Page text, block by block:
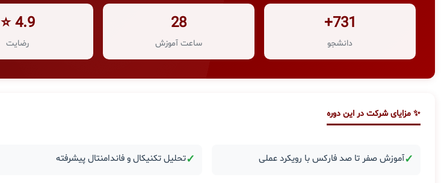
731+
دانشجو
28
ساعت آموزش
4.9 ⭐
رضایت
✨ مزایای شرکت در این دوره
✓آموزش صفر تا صد فارکس با رویکرد عملی ✓تحلیل تکنیکال و فاندامنتال پیشرفته